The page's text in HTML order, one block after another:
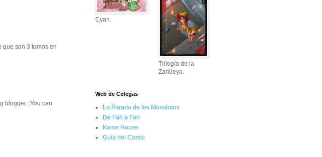
que son 3 tomos en
blogger...You can
Cyan.
Trilogía de la
Zariüeya.
Web de Colegas
La Parada de los Monstruos
De Fan a Fan
Kame House
Guia del Comic